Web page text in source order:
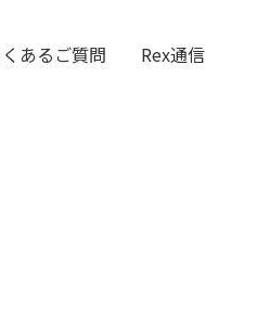
あるご質問 Rex通信